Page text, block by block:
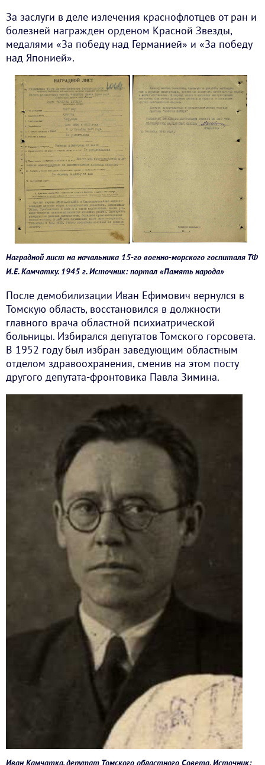
За заслуги в деле излечения краснофлотцев от ран и
болезней награжден орденом Красной Звезды,
медалями «За победу над Германией» и «За победу
над Японией».
Наградной лист на начальника 15-го военно-морского госпиталя ТФ
И.Е. Камчатку. 1945 г. Источник: портал «Память народа»
После демобилизации Иван Ефимович вернулся в
Томскую область, восстановился в должности
главного врача областной психиатрической
больницы. Избирался депутатов Томского горсовета.
В 1952 году был избран заведующим областным
отделом здравоохранения, сменив на этом посту
другого депутата-фронтовика Павла Зимина.
Иван Камчатка, депутат Томского областного Совета. Источник: